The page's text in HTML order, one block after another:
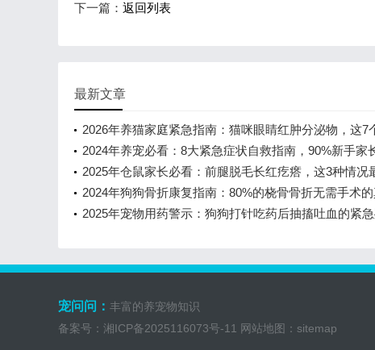
下一篇： 返回列表
最新文章
2026年养猫家庭紧急指南：猫咪眼睛红肿分泌物，这7
键判断决定治疗成败
2024年养宠必看：8大紧急症状自救指南，90%新手家
知道的关键细节
2025年仓鼠家长必看：前腿脱毛长红疙瘩，这3种情况
险！
2024年狗狗骨折康复指南：80%的桡骨骨折无需手术
相
2025年宠物用药警示：狗狗打针吃药后抽搐吐血的紧
宠问问： 丰富的养宠物知识
备案号： 湘ICP备2025116073号-11 网站地图： sitemap